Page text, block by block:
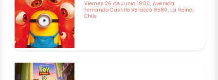
Viernes 26 de Junio 19:00, Avenida
Fernando Castillo Velasco 8580, La Reina,
Chile